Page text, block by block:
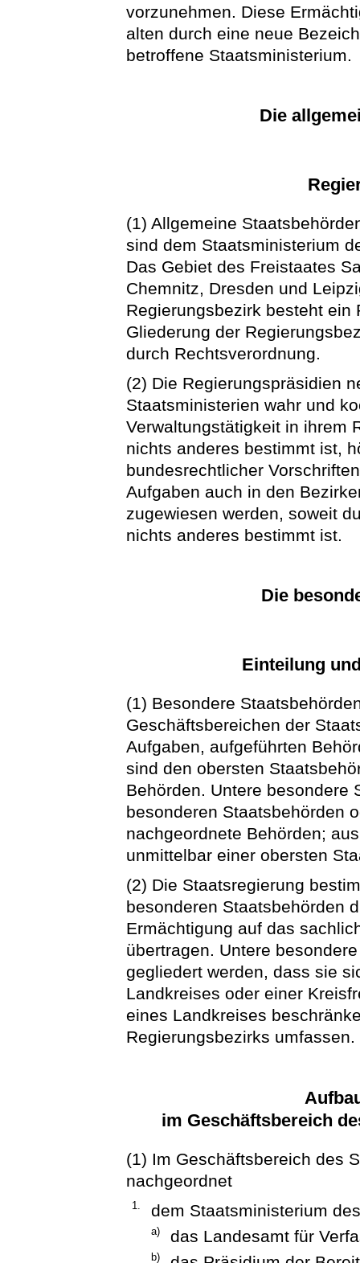
vorzunehmen. Diese
alten durch eine neue
betroffene Staatsministerium.
Die
(1) Allgemeine
sind dem Staatsministerium
Das Gebiet des Freistaates
Chemnitz, Dresden und
Regierungsbezirk besteht
Gliederung der
durch Rechtsverordnung.
(2) Die Regierungspräsidien
Staatsministerien wahr und
Verwaltungstätigkeit in ihrem
nichts anderes bestimmt ist,
bundesrechtlicher
Aufgaben auch in den
zugewiesen werden, soweit
nichts anderes bestimmt ist.
Die
Einteilung
(1) Besondere
Geschäftsbereichen der
Aufgaben, aufgeführten
sind den obersten
Behörden. Untere besondere
besonderen Staatsbehörden
nachgeordnete Behörden;
unmittelbar einer obersten
(2) Die Staatsregierung
besonderen Staatsbehörden
Ermächtigung auf das
übertragen. Untere
gegliedert werden, dass sie
Landkreises oder einer
eines Landkreises
Regierungsbezirks umfassen.
im Geschäftsbereich
(1) Im Geschäftsbereich des
nachgeordnet
1. dem Staatsministerium
a) das Landesamt für
b)